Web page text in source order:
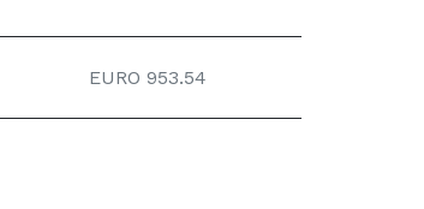
EURO 953.54